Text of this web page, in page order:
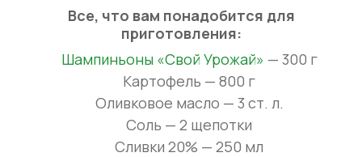
Все, что вам понадобится для
приготовления:
Шампиньоны «Свой Урожай» — 300 г
Картофель — 800 г
Оливковое масло — 3 ст. л.
Соль — 2 щепотки
Сливки 20% — 250 мл